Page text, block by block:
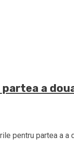
a
pentru partea a